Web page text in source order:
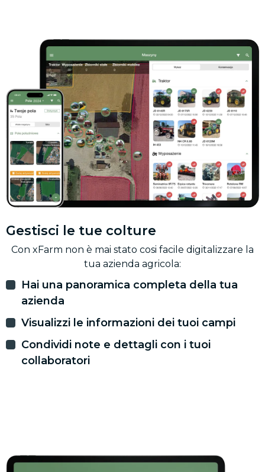
Gestisci le tue colture
Con xFarm non è mai stato cosi facile digitalizzare la
tua azienda agricola:
Hai una panoramica completa della tua
azienda
Visualizzi le informazioni dei tuoi campi
Condividi note e dettagli con i tuoi
collaboratori